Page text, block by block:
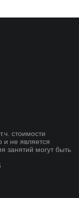
стоимости
и не является
занятий могут быть